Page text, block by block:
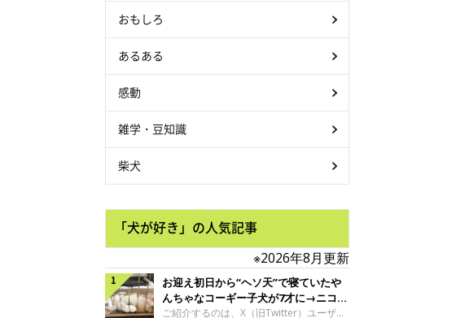
おもしろ
あるある
感動
雑学・豆知識
柴犬
「犬が好き」の人気記事
※2026年8月更新
お迎え初日から“ヘソ天”で寝ていたや
んちゃなコーギー子犬が7才に→ニコニ
コ“コーギースマイル”が魅力のコに成
ご紹介するのは、X（旧Twitter）ユーザー